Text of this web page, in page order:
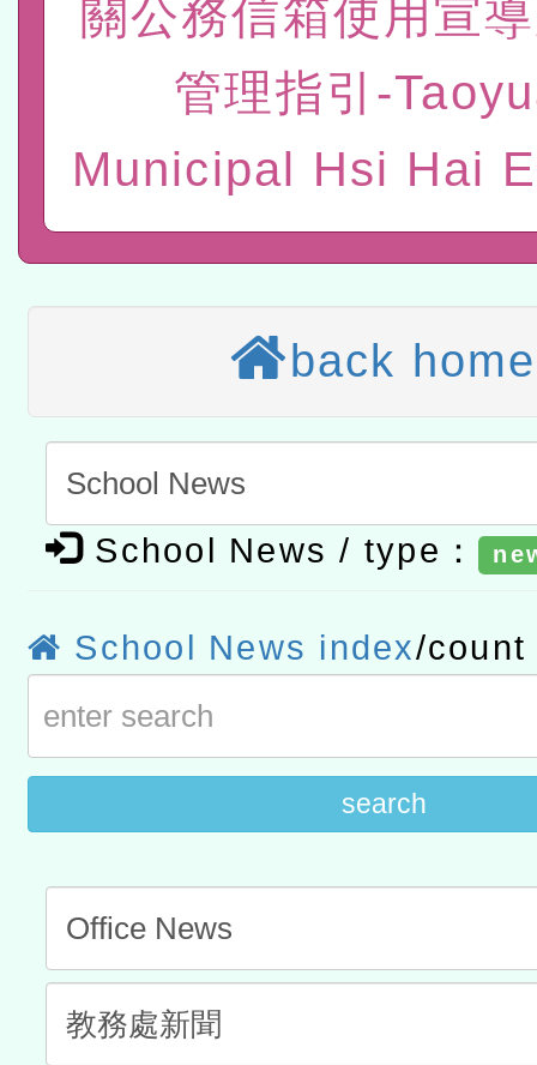
研究院辦理「115年表揚
位及節水達人選拔活動」
115年8月22日(星期六)辦
市孔廟祈福系列活動—儒
航」
2026年桃園地景藝術節教
本校115學年度第2次代理
本館辦理115年度閱讀磐
讀推動專業研習
科技賦能─人工智慧(AI)工
t」
有關大陸委員會函釋公務
赴陸應申請許可一案
轉知經濟部水利署委託財
研究院辦理「115年表揚
位及節水達人選拔活動」
115年8月22日(星期六)辦
市孔廟祈福系列活動—儒
航」
2026年桃園地景藝術節教
關公務信箱使用宣
管理指引-
Municipal Hsi Hai
back home
School News / type：
School News index/count
search